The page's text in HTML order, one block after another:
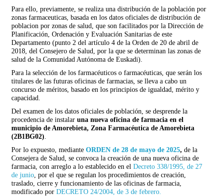
Para ello, previamente, se realiza una distribución de la población por
zonas farmaceuticas, basada en los datos oficiales de distribución de
poblacion por zonas de salud, que son facilitados por la Dirección de
Planificación, Ordenación y Evaluación Sanitarias de este
Departamento (punto 2 del artículo 4 de la Orden de 20 de abril de
2018, del Consejero de Salud, por la que se determinan las zonas de
salud de la Comunidad Autónoma de Euskadi).
Para la selección de los farmacéuticos o farmacéuticas, que serán los
titulares de las futuras oficinas de farmacias, se lleva a cabo un
concurso de méritos, basado en los principios de igualdad, mérito y
capacidad.
Del examen de los datos oficiales de población, se desprende la
procedencia de instalar una nueva oficina de farmacia en el
municipio de Amorebieta, Zona Farmacéutica de Amorebieta
(2B1BG02)
Por lo expuesto, mediante ORDEN de 28 de mayo de 2025, de la
Consejera de Salud, se convoca la creación de una nueva oficina de
farmacia, con arreglo a lo establecido en el Decreto 338/1995, de 27
de junio , por el que se regulan los procedimientos de creación,
traslado, cierre y funcionamiento de las oficinas de farmacia,
modificado por DECRETO 24/2004, de 3 de febrero.